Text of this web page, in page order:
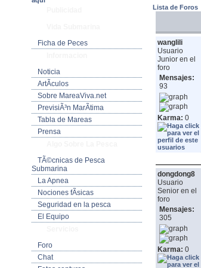
Ficha de Peces
Noticia
ArtÃ­culos
Sobre MareaViva.net
PrevisiÃ³n MarÃ­tima
Tabla de Mareas
Prensa
TÃ©cnicas de Pesca
Submarina
La Apnea
Nociones fÃ­sicas
Seguridad en la pesca
El Equipo
Foro
Chat
Lista de Foros
wanglili
Usuario
Junior en el
foro
Mensajes:
93
Karma: 0
dongdong8
Usuario
Senior en el
foro
Mensajes:
305
Karma: 0